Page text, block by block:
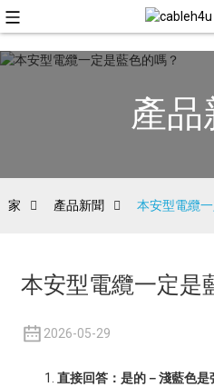
產品
家 產品新聞 本安型電纜
本安型電纜一定是
2026-05-29
直接回答：是的－淺藍色是